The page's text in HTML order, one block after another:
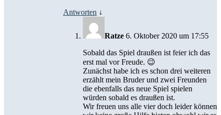
Antworten ↓
Ratze 6. Oktober 2020 um 17:55
Sobald das Spiel draußen ist feier ich das
erst mal vor Freude. 😉
Zunächst habe ich es schon drei weiteren
erzählt mein Bruder und zwei Freunden
die ebenfalls das neue Spiel spielen
würden sobald es draußen ist.
Wir freuen uns alle vier doch leider können